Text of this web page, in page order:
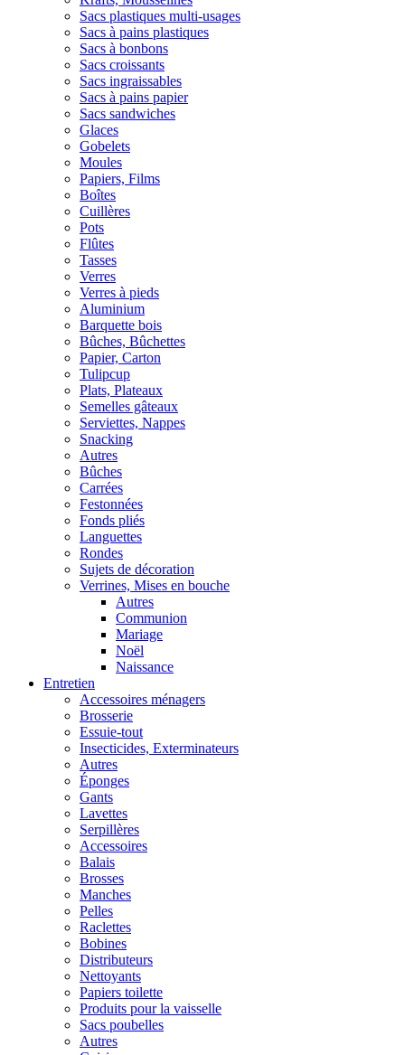
Sacs plastiques multi-usages
Sacs à pains plastiques
Sacs à bonbons
Sacs croissants
Sacs ingraissables
Sacs à pains papier
Sacs sandwiches
Glaces
Gobelets
Moules
Papiers, Films
Boîtes
Cuillères
Pots
Flûtes
Tasses
Verres
Verres à pieds
Aluminium
Barquette bois
Bûches, Bûchettes
Papier, Carton
Tulipcup
Plats, Plateaux
Semelles gâteaux
Serviettes, Nappes
Snacking
Autres
Bûches
Carrées
Festonnées
Fonds pliés
Languettes
Rondes
Sujets de décoration
Verrines, Mises en bouche
Autres
Communion
Mariage
Noël
Naissance
Entretien
Accessoires ménagers
Brosserie
Essuie-tout
Insecticides, Exterminateurs
Autres
Éponges
Gants
Lavettes
Serpillères
Accessoires
Balais
Brosses
Manches
Pelles
Raclettes
Bobines
Distributeurs
Nettoyants
Papiers toilette
Produits pour la vaisselle
Sacs poubelles
Autres